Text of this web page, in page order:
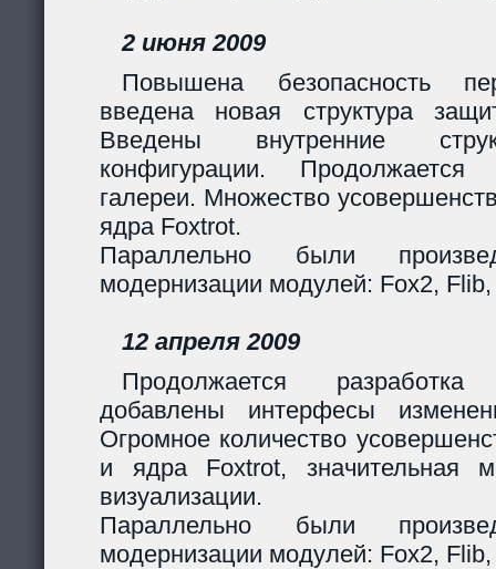
2 июня 2009
Повышена безопасность
введена новая структура
Введены внутренние
конфигурации. Продолжается
галереи. Множество
ядра Foxtrot.
Параллельно были
модернизации модулей: Fox2,
12 апреля 2009
Продолжается
добавлены интерфесы
Огромное количество
и ядра Foxtrot, значительная
визуализации.
Параллельно были
модернизации модулей: Fox2,